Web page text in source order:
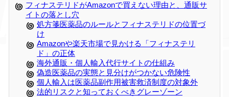
フィナステリドがAmazonで買えない理由と、通販サ
イトの落とし穴
処方箋医薬品のルールとフィナステリドの位置づ
け
Amazonや楽天市場で見かける「フィナステリ
ド」の正体
海外通販・個人輸入代行サイトの仕組み
偽造医薬品の実態と見分けがつかない危険性
個人輸入は医薬品副作用被害救済制度の対象外
法的リスクと知っておくべきグレーゾーン